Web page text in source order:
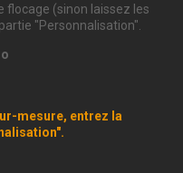
flocage (sinon laissez les
"Personnalisation".
mesure, entrez la